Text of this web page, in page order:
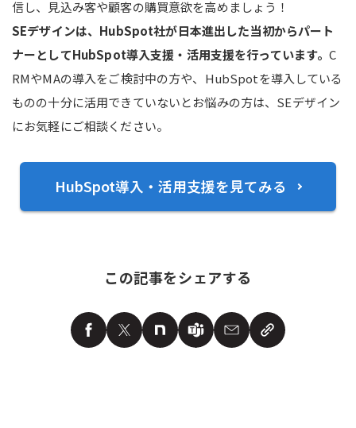
信し、見込み客や顧客の購買意欲を高めましょう！
SEデザインは、HubSpot社が日本進出した当初からパート
ナーとしてHubSpot導入支援・活用支援を行っています。C
RMやMAの導入をご検討中の方や、HubSpotを導入している
ものの十分に活用できていないとお悩みの方は、SEデザイン
にお気軽にご相談ください。
HubSpot導入・活用支援を見てみる
この記事をシェアする